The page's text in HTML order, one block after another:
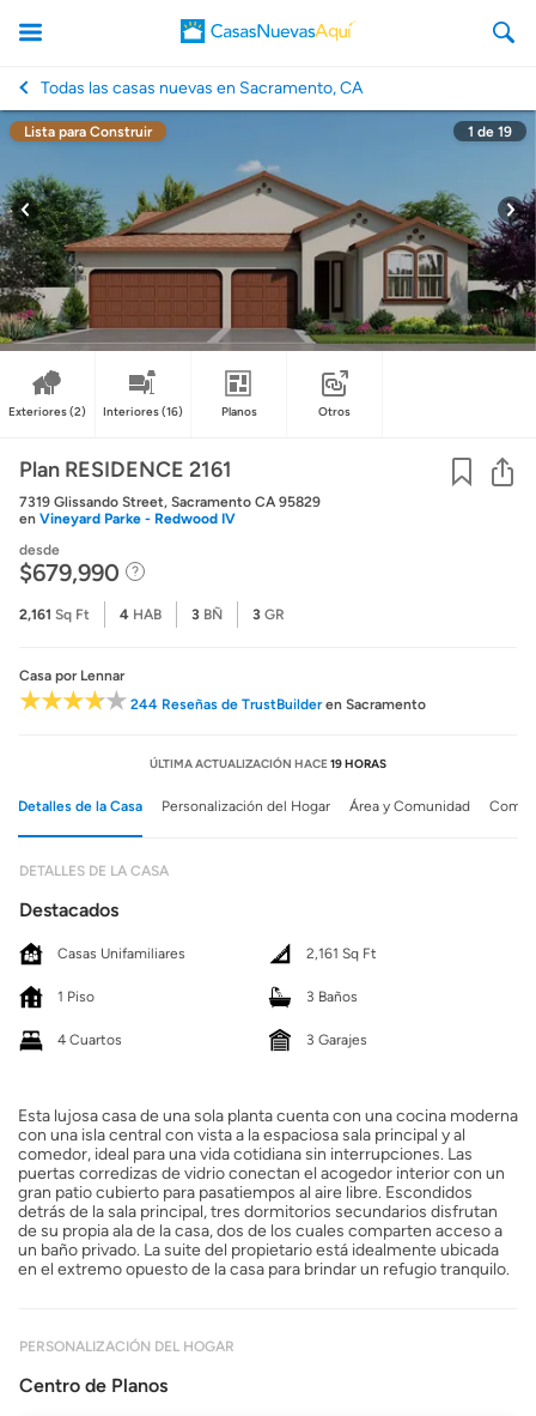
CasasNuevasAqui
Todas las casas nuevas en Sacramento, CA
Lista para Construir 1 de 19
Exteriores(2) Interiores(16) Planos Otros
Plan RESIDENCE 2161
7319 Glissando Street, Sacramento CA 95829
en Vineyard Parke - Redwood IV
desde
$679,990
2,161 Sq Ft 4 HAB 3 BÑ 3 GR
Casa por Lennar
244 Reseñas de TrustBuilderen Sacramento
ÚLTIMA ACTUALIZACIÓN HACE19 HORAS
Detalles de la Casa Personalización del Hogar Área y Comunidad
DETALLES DE LA CASA
Destacados
Casas Unifamiliares 2,161 Sq Ft
1 Piso 3 Baños
4 Cuartos 3 Garajes
Esta lujosa casa de una sola planta cuenta con una cocina moderna
con una isla central con vista a la espaciosa sala principal y al
comedor, ideal para una vida cotidiana sin interrupciones. Las
puertas corredizas de vidrio conectan el acogedor interior con un
gran patio cubierto para pasatiempos al aire libre. Escondidos
detrás de la sala principal, tres dormitorios secundarios disfrutan
de su propia ala de la casa, dos de los cuales comparten acceso a
un baño privado. La suite del propietario está idealmente ubicada
en el extremo opuesto de la casa para brindar un refugio tranquilo.
PERSONALIZACIÓN DEL HOGAR
Centro de Planos